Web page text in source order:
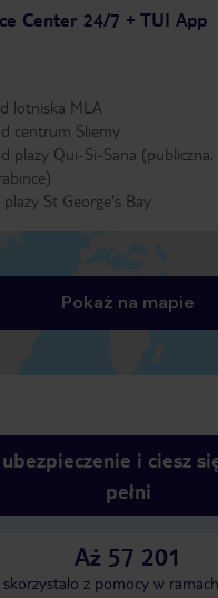
Center 24/7 + TUI App
lotniska MLA
centrum Sliemy
plaży Qui-Si-Sana
St George's Bay
Pokaż na mapie
i ciesz
pełni
Aż 57 201
z pomocy w